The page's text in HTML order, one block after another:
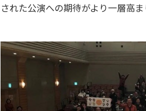
された公演への期待がより一層高ま